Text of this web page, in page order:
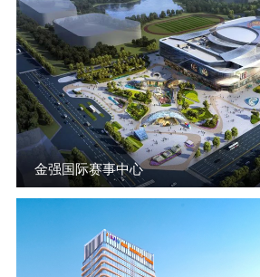
金强国际赛事中心